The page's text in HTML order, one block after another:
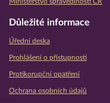
Ministerstvo spravedlnosti ČR
Důležité informace
Úřední deska
Prohlášení o přístupnosti
Protikorupční opatření
Ochrana osobních údajů